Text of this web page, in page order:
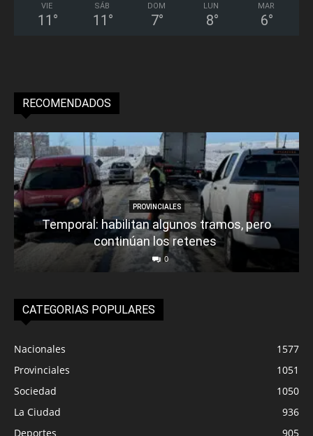
VIE
11 °
SÁB
11 °
DOM
7°
LUN
8°
MAR
6°
RECOMENDADOS
PROVINCIALES
Temporal: habilitan algunos tramos, pero
continúan los retenes
0
CATEGORIAS POPULARES
Nacionales
1577
Provinciales
1051
Sociedad
1050
La Ciudad
936
Deportes
905